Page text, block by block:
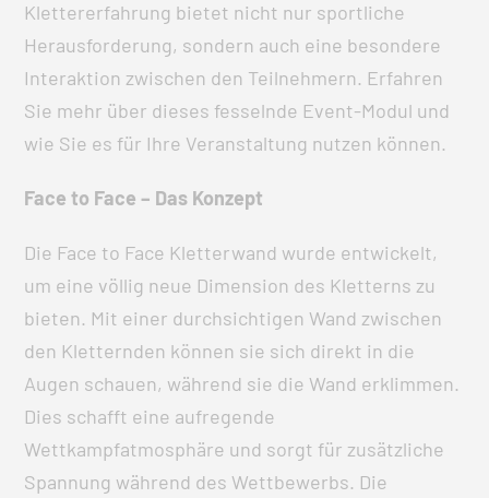
Klettererfahrung bietet nicht nur sportliche
Herausforderung, sondern auch eine besondere
Interaktion zwischen den Teilnehmern. Erfahren
Sie mehr über dieses fesselnde Event-Modul und
wie Sie es für Ihre Veranstaltung nutzen können.
Face to Face – Das Konzept
Die Face to Face Kletterwand wurde entwickelt,
um eine völlig neue Dimension des Kletterns zu
bieten. Mit einer durchsichtigen Wand zwischen
den Kletternden können sie sich direkt in die
Augen schauen, während sie die Wand erklimmen.
Dies schafft eine aufregende
Wettkampfatmosphäre und sorgt für zusätzliche
Spannung während des Wettbewerbs. Die